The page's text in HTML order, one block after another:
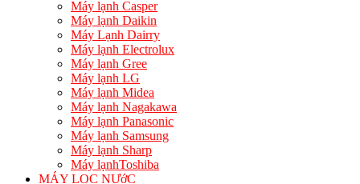
Máy lạnh Casper
Máy lạnh Daikin
Máy Lạnh Dairry
Máy lạnh Electrolux
Máy lạnh Gree
Máy lạnh LG
Máy lạnh Midea
Máy lạnh Nagakawa
Máy lạnh Panasonic
Máy lạnh Samsung
Máy lạnh Sharp
Máy lạnhToshiba
MÁY LỌC NƯớC